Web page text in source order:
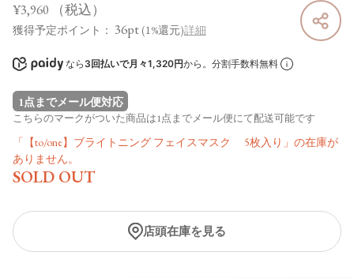
¥3,960 （税込）
獲得予定ポイント： 36pt (1%還元)詳細
なら 3回払いで月々1,320円から。分割手数料無料
1点までメール便対応
こちらのマークがついた商品は1点までメール便にて配送可能です
「【to/one】ブライトニング フェイスマスク 5枚入り」の在庫が
ありません。
SOLD OUT
店頭在庫を見る